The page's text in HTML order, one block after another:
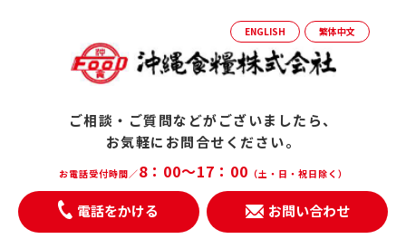
ENGLISH 繁体中文
ご相談・ご質問などがございましたら、
お気軽にお問合せください。
お電話受付時間／8：00～17：00 （土・日・祝日除く）
電話をかける お問い合わせ